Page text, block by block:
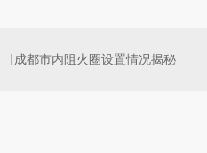
成都市内阻火圈设置情况揭秘